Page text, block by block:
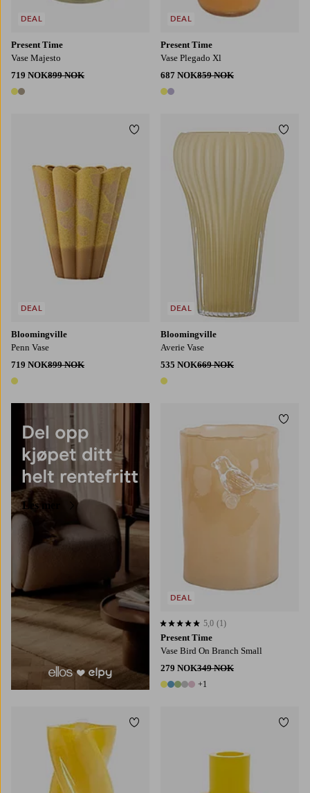
Present Time
Vase Majesto
719 NOK899 NOK
2 farger
DEAL
Present Time
Vase Plegado Xl
687 NOK859 NOK
2 farger
DEAL
Bloomingville
Penn Vase
719 NOK899 NOK
1 farge
DEAL
Legg til favoritter
Bloomingville
Averie Vase
535 NOK669 NOK
1 farge
DEAL
Les mer
Present Time
Vase Bird On Branch Small
279 NOK349 NOK
6 farger
+1
5,0 basert på 1 karaktergivninger
5,0 (1)
DEAL
Legg til favoritter